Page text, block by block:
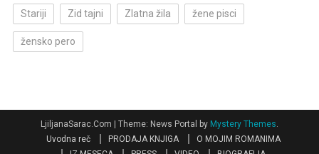
Stariji Zid tajni Zlatna žila žene pisci
žensko pero
LjiljanaSarac.Com | Theme: News Portal by Mystery Themes
Uvodna reč
PRODAJA KNJIGA
O MOJIM ROMANIMA